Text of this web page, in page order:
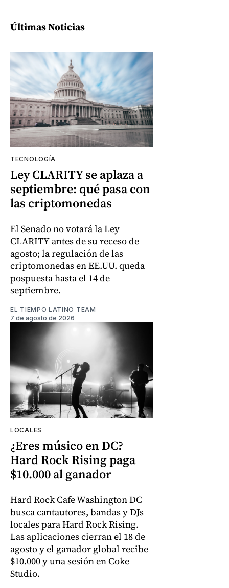
Últimas Noticias
TECNOLOGÍA
Ley CLARITY se aplaza a
septiembre: qué pasa con
las criptomonedas
El Senado no votará la Ley
CLARITY antes de su receso de
agosto; la regulación de las
criptomonedas en EE.UU. queda
pospuesta hasta el 14 de
septiembre.
EL TIEMPO LATINO TEAM
7 de agosto de 2026
LOCALES
¿Eres músico en DC?
Hard Rock Rising paga
$10.000 al ganador
Hard Rock Cafe Washington DC
busca cantautores, bandas y DJs
locales para Hard Rock Rising.
Las aplicaciones cierran el 18 de
agosto y el ganador global recibe
$10.000 y una sesión en Coke
Studio.